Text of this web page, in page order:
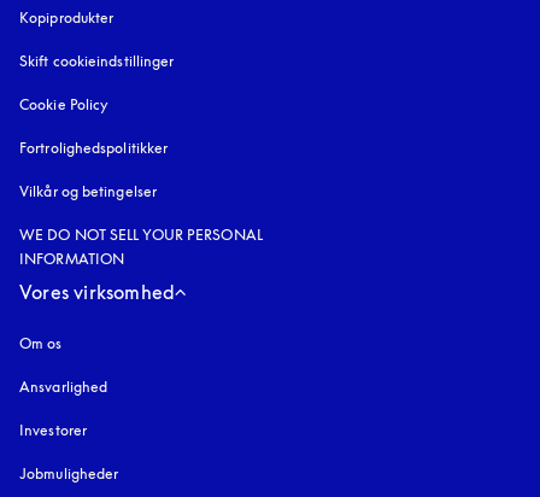
Kopiprodukter
Skift cookieindstillinger
Cookie Policy
Fortrolighedspolitikker
Vilkår og betingelser
WE DO NOT SELL YOUR PERSONAL
INFORMATION
Vores virksomhed
Om os
Ansvarlighed
Investorer
Jobmuligheder